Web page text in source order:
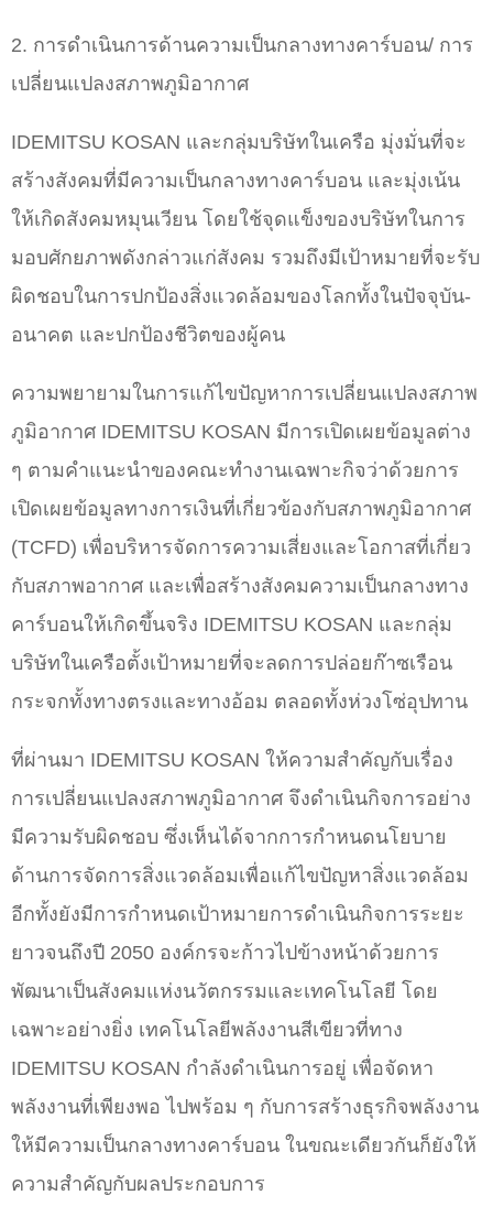
2. การดำเนินการด้านความเป็นกลางทางคาร์บอน/ การ
เปลี่ยนแปลงสภาพภูมิอากาศ
IDEMITSU KOSAN และกลุ่มบริษัทในเครือ มุ่งมั่นที่จะ
สร้างสังคมที่มีความเป็นกลางทางคาร์บอน และมุ่งเน้น
ให้เกิดสังคมหมุนเวียน โดยใช้จุดแข็งของบริษัทในการ
มอบศักยภาพดังกล่าวแก่สังคม รวมถึงมีเป้าหมายที่จะรับ
ผิดชอบในการปกป้องสิ่งแวดล้อมของโลกทั้งในปัจจุบัน-
อนาคต และปกป้องชีวิตของผู้คน
ความพยายามในการแก้ไขปัญหาการเปลี่ยนแปลงสภาพ
ภูมิอากาศ IDEMITSU KOSAN มีการเปิดเผยข้อมูลต่าง
ๆ ตามคำแนะนำของคณะทํางานเฉพาะกิจว่าด้วยการ
เปิดเผยข้อมูลทางการเงินที่เกี่ยวข้องกับสภาพภูมิอากาศ
(TCFD) เพื่อบริหารจัดการความเสี่ยงและโอกาสที่เกี่ยว
กับสภาพอากาศ และเพื่อสร้างสังคมความเป็นกลางทาง
คาร์บอนให้เกิดขึ้นจริง IDEMITSU KOSAN และกลุ่ม
บริษัทในเครือตั้งเป้าหมายที่จะลดการปล่อยก๊าซเรือน
กระจกทั้งทางตรงและทางอ้อม ตลอดทั้งห่วงโซ่อุปทาน
ที่ผ่านมา IDEMITSU KOSAN ให้ความสำคัญกับเรื่อง
การเปลี่ยนแปลงสภาพภูมิอากาศ จึงดำเนินกิจการอย่าง
มีความรับผิดชอบ ซึ่งเห็นได้จากการกำหนดนโยบาย
ด้านการจัดการสิ่งแวดล้อมเพื่อแก้ไขปัญหาสิ่งแวดล้อม
อีกทั้งยังมีการกำหนดเป้าหมายการดำเนินกิจการระยะ
ยาวจนถึงปี 2050 องค์กรจะก้าวไปข้างหน้าด้วยการ
พัฒนาเป็นสังคมแห่งนวัตกรรมและเทคโนโลยี โดย
เฉพาะอย่างยิ่ง เทคโนโลยีพลังงานสีเขียวที่ทาง
IDEMITSU KOSAN กำลังดำเนินการอยู่ เพื่อจัดหา
พลังงานที่เพียงพอ ไปพร้อม ๆ กับการสร้างธุรกิจพลังงาน
ให้มีความเป็นกลางทางคาร์บอน ในขณะเดียวกันก็ยังให้
ความสำคัญกับผลประกอบการ